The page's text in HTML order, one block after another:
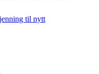
til nytt